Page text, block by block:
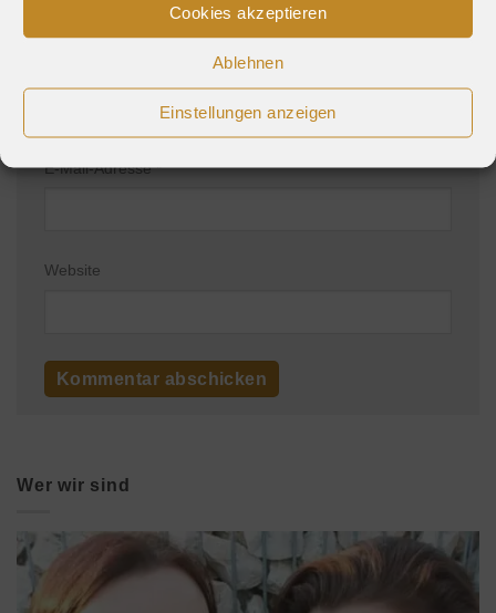
Cookies akzeptieren
Ablehnen
Einstellungen anzeigen
E-Mail-Adresse*
Website
Wer wir sind